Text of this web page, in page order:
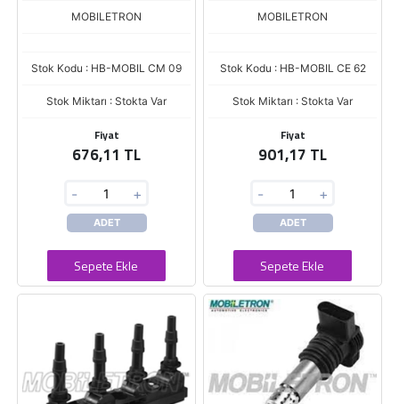
MOBILETRON
Stok Kodu : HB-MOBIL CM 09
Stok Miktarı : Stokta Var
Fiyat
676,11 TL
- +
ADET
Sepete Ekle
MOBILETRON
Stok Kodu : HB-MOBIL CE 62
Stok Miktarı : Stokta Var
Fiyat
901,17 TL
- +
ADET
Sepete Ekle